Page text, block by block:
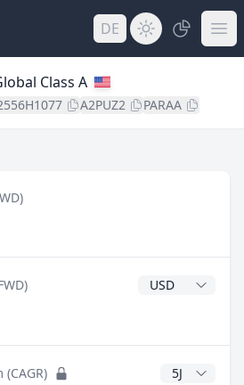
DE
Class A
A2PUZ2 PARAA
CAGR Jahre